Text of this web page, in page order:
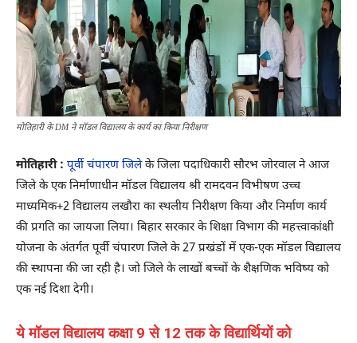
मोतिहारी के DM ने मॉडल विद्यालय के कार्य का किया निरीक्षण
मोतिहारी : पूर्वी चंपारण जिलेके जिला पदाधिकारी सौरभ जोरवाल ने आज
जिले के एक निर्माणाधीन मॉडल विद्यालय श्री रामदवन विभीषण उच्च
माध्यमिक+2 विद्यालय लखौरा का स्थलीय निरीक्षण किया और निर्माण कार्य
की प्रगति का जायजा लिया। बिहार सरकार के शिक्षा विभाग की महत्त्वाकांक्षी
योजना के अंतर्गत पूर्वी चंपारण जिले के 27 प्रखंडों में एक-एक मॉडल विद्यालय
की स्थापना की जा रही है। जो जिले के लाखों बच्चों के शैक्षणिक भविष्य को
एक नई दिशा देगी।
ये मॉडल विद्यालय कक्षा 9 से 12 तक के विद्यार्थियों को